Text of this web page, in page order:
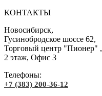
КОНТАКТЫ
Новосибирск,
Гусинобродское шоссе 62,
Торговый центр "Пионер" ,
2 этаж, Офис 3
Телефоны:
+7 (383) 200-36-12